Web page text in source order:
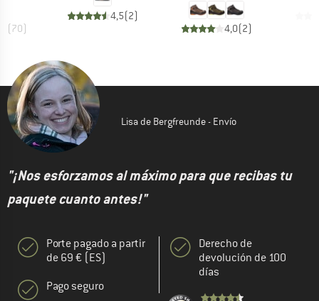
(70)
4,5(2)
4,0(2)
Lisa de Bergfreunde - Envío
"¡Nos esforzamos al máximo para que recibas tu
paquete cuanto antes!"
Porte pagado a partir
de 69 € (ES)
Pago seguro
Derecho de
devolución de 100
días